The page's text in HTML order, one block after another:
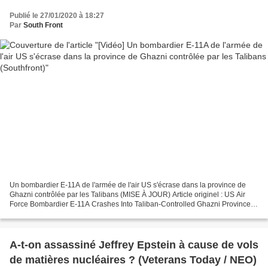
Publié le 27/01/2020 à 18:27
Par South Front
Un bombardier E-11A de l'armée de l'air US s'écrase dans la province de
Ghazni contrôlée par les Talibans (MISE À JOUR) Article originel : US Air
Force Bombardier E-11A Crashes Into Taliban-Controlled Ghazni Province
A-t-on assassiné Jeffrey Epstein à cause de vols
de matières nucléaires ? (Veterans Today / NEO)